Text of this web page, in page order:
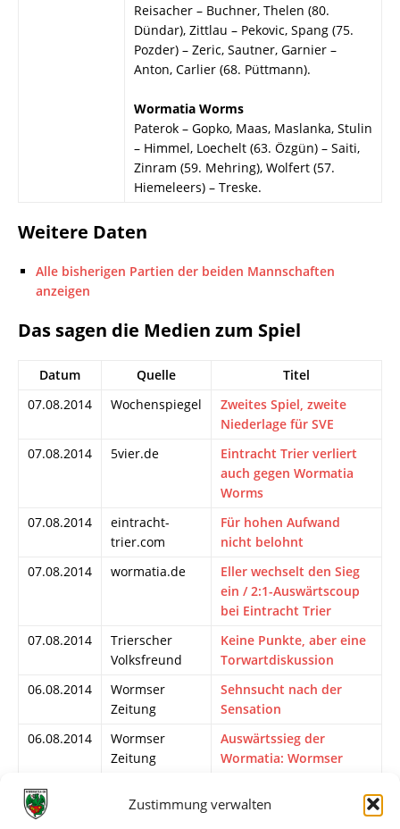
Zustimmung verwalten
Reisacher – Buchner, Thelen (80.
Dündar), Zittlau – Pekovic, Spang (75.
Pozder) – Zeric, Sautner, Garnier –
Anton, Carlier (68. Püttmann).
Wormatia Worms
Paterok – Gopko, Maas, Maslanka, Stulin
– Himmel, Loechelt (63. Özgün) – Saiti,
Zinram (59. Mehring), Wolfert (57.
Hiemeleers) – Treske.
Weitere Daten
Alle bisherigen Partien der beiden Mannschaften
anzeigen
Das sagen die Medien zum Spiel
Datum Quelle
Titel
07.08.2014
Wochenspiegel
Zweites Spiel, zweite
Niederlage für SVE
07.08.2014
5vier.de
Eintracht Trier verliert
auch gegen Wormatia
Worms
07.08.2014
eintracht-
trier.com
Für hohen Aufwand
nicht belohnt
07.08.2014
wormatia.de
Eller wechselt den Sieg
ein / 2:1-Auswärtscoup
bei Eintracht Trier
07.08.2014
Trierscher
Volksfreund
Keine Punkte, aber eine
Torwartdiskussion
06.08.2014
Wormser
Zeitung
Sehnsucht nach der
Sensation
06.08.2014
Wormser
Zeitung
Auswärtssieg der
Wormatia: Wormser
Mal seit 28 Jahren im